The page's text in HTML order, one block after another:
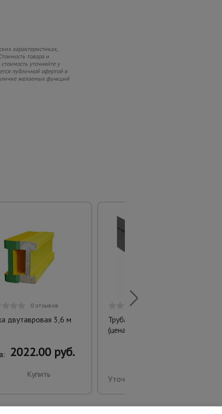
характеристиках,
товара и
уточняйте у
публичной офертой в
желаемых функций
0 отзывов
двутавровая 3,6 м
2022.00 руб.
Купить
Труба профильная 80*80*3.0
(цена за 1 кг/руб)
Уточнить цену